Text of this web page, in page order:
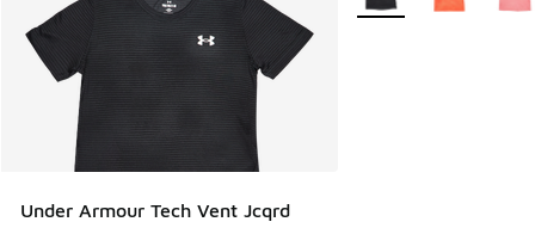
Under Armour Tech Vent Jcqrd